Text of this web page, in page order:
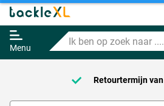
Menu
Ik
ben
op
naar
Retourtermijn van